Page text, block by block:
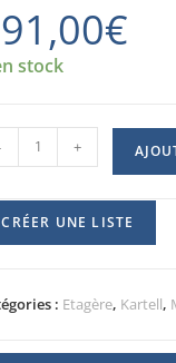
€
stock
+
CRÉER UNE LISTE
: Etagère, Kartell,